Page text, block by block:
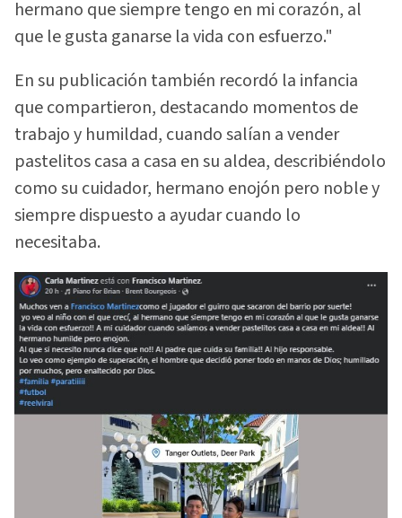
hermano que siempre tengo en mi corazón, al
que le gusta ganarse la vida con esfuerzo."
En su publicación también recordó la infancia
que compartieron, destacando momentos de
trabajo y humildad, cuando salían a vender
pastelitos casa a casa en su aldea, describiéndolo
como su cuidador, hermano enojón pero noble y
siempre dispuesto a ayudar cuando lo
necesitaba.